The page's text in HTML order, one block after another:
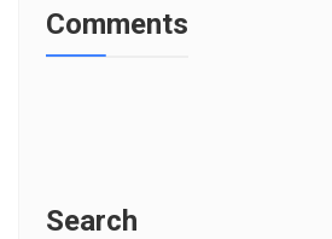
Comments
Search